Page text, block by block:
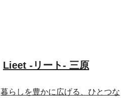
Lieet -リート- 三原
暮らしを豊かに広げる、ひとつな